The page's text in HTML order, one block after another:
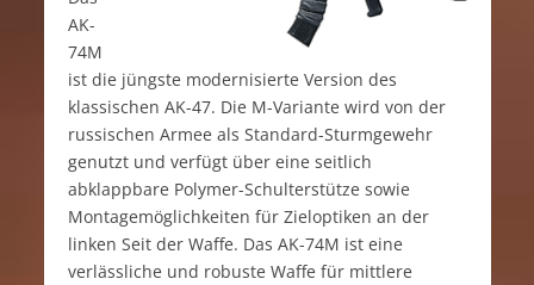
AK-
74M
ist die jüngste modernisierte Version des
klassischen AK-47. Die M-Variante wird von der
russischen Armee als Standard-Sturmgewehr
genutzt und verfügt über eine seitlich
abklappbare Polymer-Schulterstütze sowie
Montagemöglichkeiten für Zieloptiken an der
linken Seit der Waffe. Das AK-74M ist eine
verlässliche und robuste Waffe für mittlere